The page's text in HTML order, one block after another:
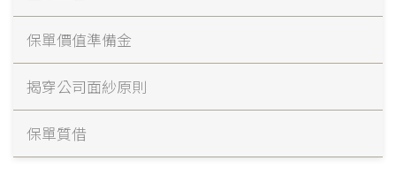
保單價值準備金
揭穿公司面紗原則
保單質借